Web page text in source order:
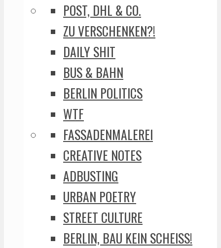
POST, DHL & CO.
ZU VERSCHENKEN?!
DAILY SHIT
BUS & BAHN
BERLIN POLITICS
WTF
FASSADENMALEREI
CREATIVE NOTES
ADBUSTING
URBAN POETRY
STREET CULTURE
BERLIN, BAU KEIN SCHEISS!